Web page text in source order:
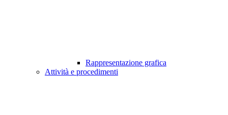
Rappresentazione grafica
Attività e procedimenti